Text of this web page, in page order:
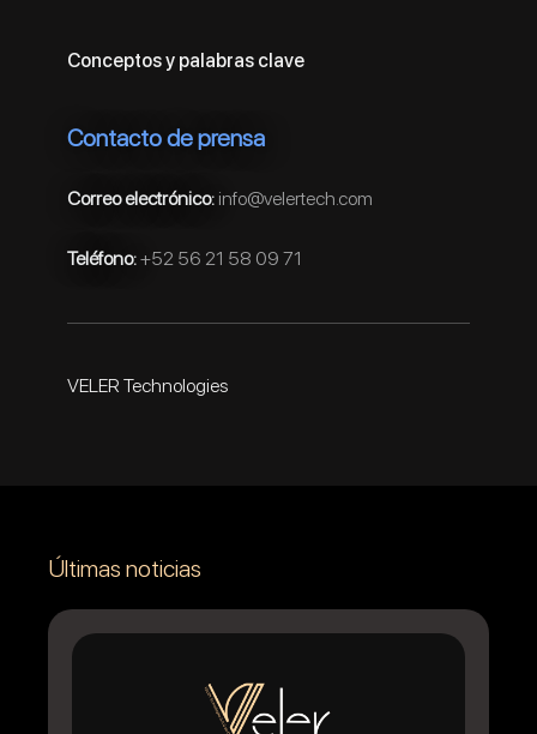
Conceptos y palabras clave
Contacto de prensa
Correo electrónico: info@velertech.com
Teléfono:+52 56 21 58 09 71
VELER Technologies
Últimas noticias